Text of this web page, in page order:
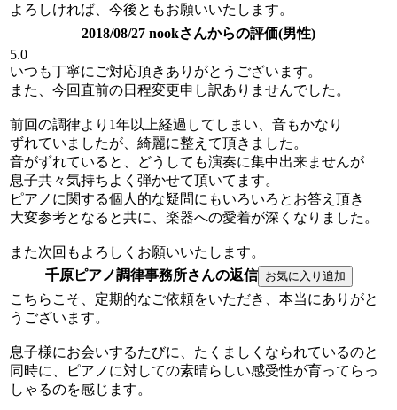
よろしければ、今後ともお願いいたします。
2018/08/27 nookさんからの評価(男性)
5.0
いつも丁寧にご対応頂きありがとうございます。
また、今回直前の日程変更申し訳ありませんでした。
前回の調律より1年以上経過してしまい、音もかなり
ずれていましたが、綺麗に整えて頂きました。
音がずれていると、どうしても演奏に集中出来ませんが
息子共々気持ちよく弾かせて頂いてます。
ピアノに関する個人的な疑問にもいろいろとお答え頂き
大変参考となると共に、楽器への愛着が深くなりました。
また次回もよろしくお願いいたします。
千原ピアノ調律事務所さんの返信
こちらこそ、定期的なご依頼をいただき、本当にありがと
うございます。
息子様にお会いするたびに、たくましくなられているのと
同時に、ピアノに対しての素晴らしい感受性が育ってらっ
しゃるのを感じます。